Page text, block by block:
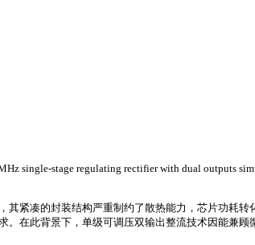
single-stage regulating rectifier with dual outputs
紧凑的封装结构严重制约了散热能力，芯片功耗
在此背景下，单级可调压双输出整流技术因能兼